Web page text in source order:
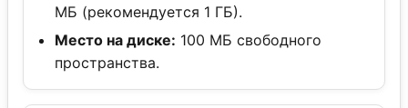
МБ (рекомендуется 1 ГБ).
Место на диске: 100 МБ свободного
пространства.